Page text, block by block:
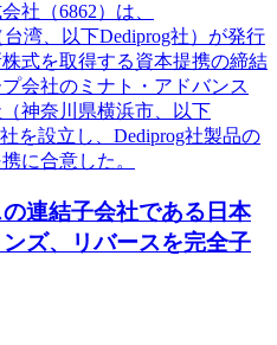
社（6862）は、
台湾、以下Dediprog社）が発行
式を取得する資本提携の締結
会社のミナト・アドバンス
神奈川県横浜市、以下
を設立し、Dediprog社製品の
に合意した。
連結子会社である日本
ズ、リバースを完全子